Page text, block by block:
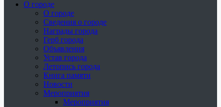
О городе
О городе
Сведения о городе
Награды города
Герб города
Объявления
Устав города
Летопись города
Книга памяти
Новости
Мероприятия
Мероприятия